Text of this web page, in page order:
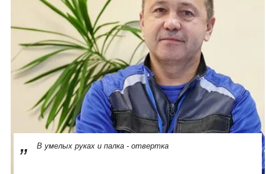
В умелых руках и палка - отвертка